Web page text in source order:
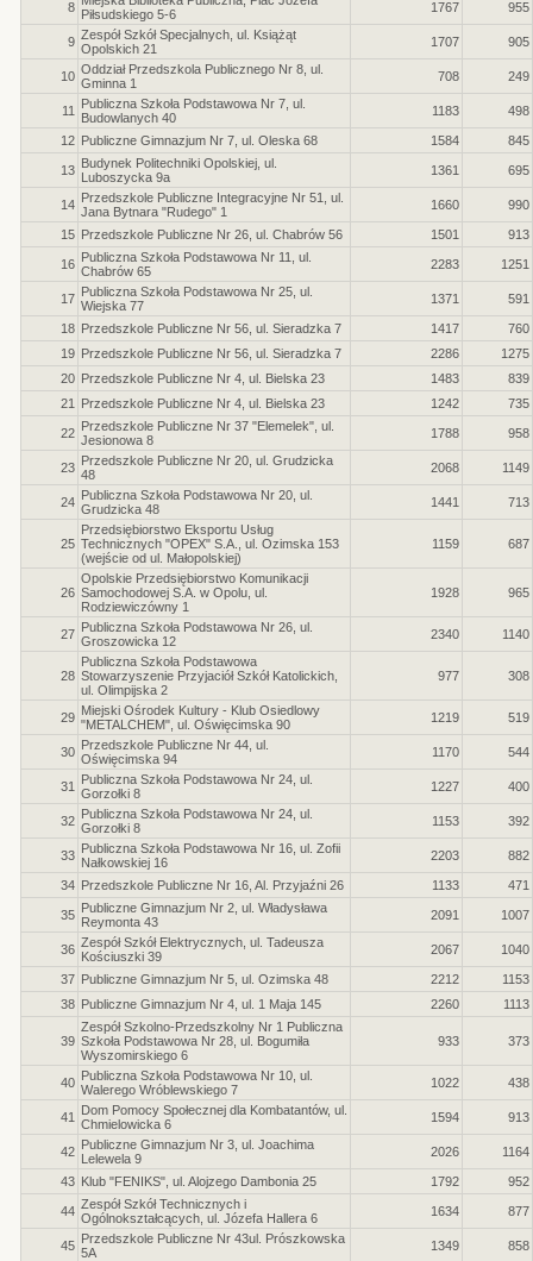
8 Piłsudskiego 5-6
1767 955
9 Zespół Szkół Specjalnych, ul. Książąt
Opolskich 21
1707 905
10 Oddział Przedszkola Publicznego Nr 8, ul.
Gminna 1
708 249
11
Publiczna Szkoła Podstawowa Nr 7, ul.
Budowlanych 40
1183 498
12 Publiczne Gimnazjum Nr 7, ul. Oleska 68 1584 845
13 Budynek Politechniki Opolskiej, ul.
Luboszycka 9a
1361 695
14 Przedszkole Publiczne Integracyjne Nr 51, ul.
Jana Bytnara "Rudego" 1
1660 990
15 Przedszkole Publiczne Nr 26, ul. Chabrów 56 1501 913
16 Publiczna Szkoła Podstawowa Nr 11, ul.
Chabrów 65
2283 1251
17 Publiczna Szkoła Podstawowa Nr 25, ul.
Wiejska 77
1371 591
18 Przedszkole Publiczne Nr 56, ul. Sieradzka 7 1417
760
19 Przedszkole Publiczne Nr 56, ul. Sieradzka 7 2286
1275
20 Przedszkole Publiczne Nr 4, ul. Bielska 23 1483
839
21
Przedszkole Publiczne Nr 4, ul. Bielska 23 1242 735
22 Przedszkole Publiczne Nr 37 "Elemelek", ul.
Jesionowa 8
1788 958
23 Przedszkole Publiczne Nr 20, ul. Grudzicka
48
2068 1149
24 Publiczna Szkoła Podstawowa Nr 20, ul.
Grudzicka 48
1441 713
25
Przedsiębiorstwo Eksportu Usług
Technicznych "OPEX" S.A., ul. Ozimska 153
(wejście od ul. Małopolskiej)
1159 687
26
Opolskie Przedsiębiorstwo Komunikacji
Samochodowej S.A. w Opolu, ul.
Rodziewiczówny 1
1928 965
27 Publiczna Szkoła Podstawowa Nr 26, ul.
Groszowicka 12
2340 1140
28
Publiczna Szkoła Podstawowa
Stowarzyszenie Przyjaciół Szkół Katolickich,
ul. Olimpijska 2
977 308
29 Miejski Ośrodek Kultury - Klub Osiedlowy
"METALCHEM", ul. Oświęcimska 90
1219 519
30 Przedszkole Publiczne Nr 44, ul.
Oświęcimska 94
1170 544
31
Publiczna Szkoła Podstawowa Nr 24, ul.
Gorzołki 8
1227 400
32 Publiczna Szkoła Podstawowa Nr 24, ul.
Gorzołki 8
1153 392
33 Publiczna Szkoła Podstawowa Nr 16, ul. Zofii
Nałkowskiej 16
2203 882
34 Przedszkole Publiczne Nr 16, Al. Przyjaźni 26 1133 471
35 Publiczne Gimnazjum Nr 2, ul. Władysława
Reymonta 43
2091 1007
36 Zespół Szkół Elektrycznych, ul. Tadeusza
Kościuszki 39
2067 1040
37 Publiczne Gimnazjum Nr 5, ul. Ozimska 48 2212
1153
38 Publiczne Gimnazjum Nr 4, ul. 1 Maja 145 2260 1113
39
Zespół Szkolno-Przedszkolny Nr 1 Publiczna
Szkoła Podstawowa Nr 28, ul. Bogumiła
Wyszomirskiego 6
933 373
40 Publiczna Szkoła Podstawowa Nr 10, ul.
Walerego Wróblewskiego 7
1022 438
41
Dom Pomocy Społecznej dla Kombatantów, ul.
Chmielowicka 6
1594 913
42 Publiczne Gimnazjum Nr 3, ul. Joachima
Lelewela 9
2026 1164
43 Klub "FENIKS", ul. Alojzego Dambonia 25 1792 952
44 Zespół Szkół Technicznych i
Ogólnokształcących, ul. Józefa Hallera 6
1634 877
45 Przedszkole Publiczne Nr 43ul. Prószkowska
5A
1349 858